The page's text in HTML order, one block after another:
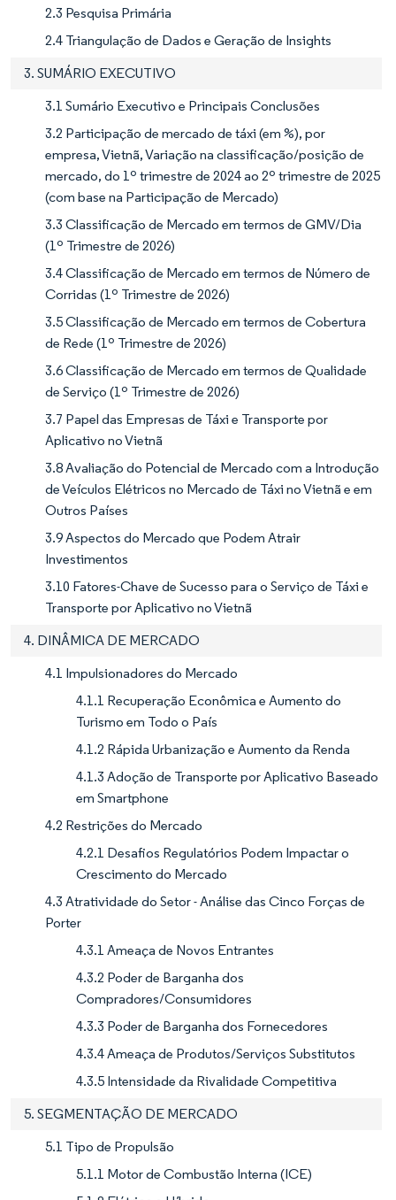
2.3 Pesquisa Primária
2.4 Triangulação de Dados e Geração de Insights
3. SUMÁRIO EXECUTIVO
3.1 Sumário Executivo e Principais Conclusões
3.2 Participação de mercado de táxi (em %), por
empresa, Vietnã, Variação na classificação/posição de
mercado, do 1º trimestre de 2024 ao 2º trimestre de 2025
(com base na Participação de Mercado)
3.3 Classificação de Mercado em termos de GMV/Dia
(1º Trimestre de 2026)
3.4 Classificação de Mercado em termos de Número de
Corridas (1º Trimestre de 2026)
3.5 Classificação de Mercado em termos de Cobertura
de Rede (1º Trimestre de 2026)
3.6 Classificação de Mercado em termos de Qualidade
de Serviço (1º Trimestre de 2026)
3.7 Papel das Empresas de Táxi e Transporte por
Aplicativo no Vietnã
3.8 Avaliação do Potencial de Mercado com a Introdução
de Veículos Elétricos no Mercado de Táxi no Vietnã e em
Outros Países
3.9 Aspectos do Mercado que Podem Atrair
Investimentos
3.10 Fatores-Chave de Sucesso para o Serviço de Táxi e
Transporte por Aplicativo no Vietnã
4. DINÂMICA DE MERCADO
4.1 Impulsionadores do Mercado
4.1.1 Recuperação Econômica e Aumento do
Turismo em Todo o País
4.1.2 Rápida Urbanização e Aumento da Renda
4.1.3 Adoção de Transporte por Aplicativo Baseado
em Smartphone
4.2 Restrições do Mercado
4.2.1 Desafios Regulatórios Podem Impactar o
Crescimento do Mercado
4.3 Atratividade do Setor - Análise das Cinco Forças de
Porter
4.3.1 Ameaça de Novos Entrantes
4.3.2 Poder de Barganha dos
Compradores/Consumidores
4.3.3 Poder de Barganha dos Fornecedores
4.3.4 Ameaça de Produtos/Serviços Substitutos
4.3.5 Intensidade da Rivalidade Competitiva
5. SEGMENTAÇÃO DE MERCADO
5.1 Tipo de Propulsão
5.1.1 Motor de Combustão Interna (ICE)